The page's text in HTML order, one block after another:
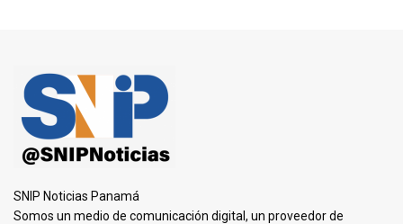
SNIP Noticias Panamá
Somos un medio de comunicación digital, un proveedor de